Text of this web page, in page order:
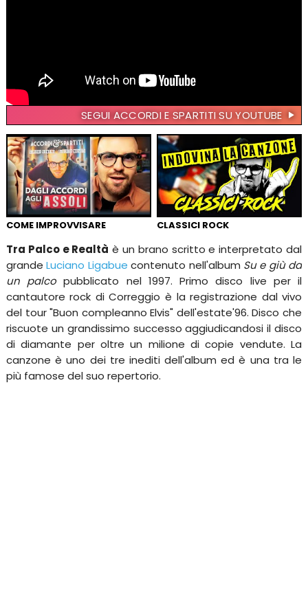
SEGUI ACCORDI E SPARTITI SU YOUTUBE
COME IMPROVVISARE CLASSICI ROCK
Tra Palco e Realtà è un brano scritto e interpretato dal
grandeLuciano Ligabue contenuto nell'album Su e giù da
un palcopubblicato nel 1997. Primo disco live per il
cantautore rock di Correggio è la registrazione dal vivo
del tour "Buon compleanno Elvis" dell'estate'96. Disco che
riscuote un grandissimo successo aggiudicandosi il disco
di diamante per oltre un milione di copie vendute. La
canzone è uno dei tre inediti dell'album ed è una tra le
più famose del suo repertorio.